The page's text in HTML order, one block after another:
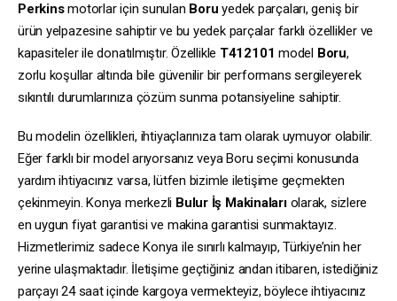
Perkinsmotorlar için sunulan Boru yedek parçaları, geniş bir
ürün yelpazesine sahiptir ve bu yedek parçalar farklı özellikler ve
kapasiteler ile donatılmıştır. Özellikle T412101 model Boru,
zorlu koşullar altında bile güvenilir bir performans sergileyerek
sıkıntılı durumlarınıza çözüm sunma potansiyeline sahiptir.
Bu modelin özellikleri, ihtiyaçlarınıza tam olarak uymuyor olabilir.
Eğer farklı bir model arıyorsanız veya Boru seçimi konusunda
yardım ihtiyacınız varsa, lütfen bizimle iletişime geçmekten
çekinmeyin. Konya merkezli Bulur İş Makinalarıolarak, sizlere
en uygun fiyat garantisi ve makina garantisi sunmaktayız.
Hizmetlerimiz sadece Konya ile sınırlı kalmayıp, Türkiye’nin her
yerine ulaşmaktadır. İletişime geçtiğiniz andan itibaren, istediğiniz
parçayı 24 saat içinde kargoya vermekteyiz, böylece ihtiyacınız